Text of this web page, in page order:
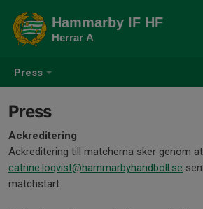
Press
Hammarby IF HF
Herrar A
Press
Ackreditering
Ackreditering till matcherna sker genom
catrine.loqvist@hammarbyhandboll.se
matchstart.